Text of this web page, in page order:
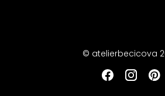
© atelierbecicova